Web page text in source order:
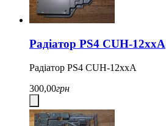
Радіатор PS4 CUH-12xxA
Радіатор PS4 CUH-12xxA
300,00грн